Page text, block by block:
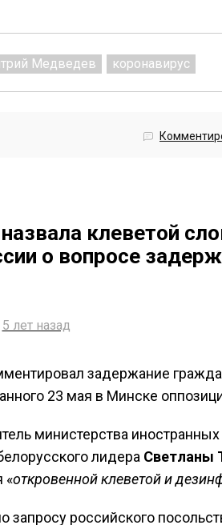
Медведев коронавирус
клеветой
о вопросе
5 лет назад
задержание
23 мая в Минске
министерства
лидера Светланы
«откровенной клеветой и
запросу российского